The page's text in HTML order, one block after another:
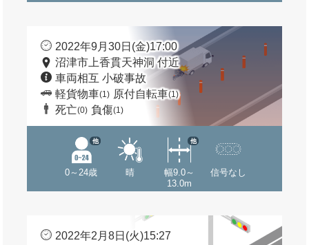
2022年9月30日(金)17:00
沼津市上香貫天神洞 付近
車両相互 小破事故
軽貨物車(1) 原付自転車(1)
死亡(0) 負傷(1)
0～24歳
他
晴
幅9.0～
13.0m
他
信号なし
2022年2月8日(火)15:27